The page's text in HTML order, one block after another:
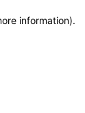
information).